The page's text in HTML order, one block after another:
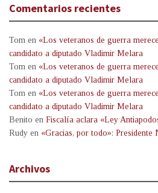
Comentarios recientes
Tom en «Los veteranos de guerra
candidato a diputado Vladimir Melara
Tom en «Los veteranos de guerra
candidato a diputado Vladimir Melara
Tom en «Los veteranos de guerra
candidato a diputado Vladimir Melara
Benito en Fiscalía aclara «Ley
Rudy en «Gracias, por todo»: Presidente
Archivos